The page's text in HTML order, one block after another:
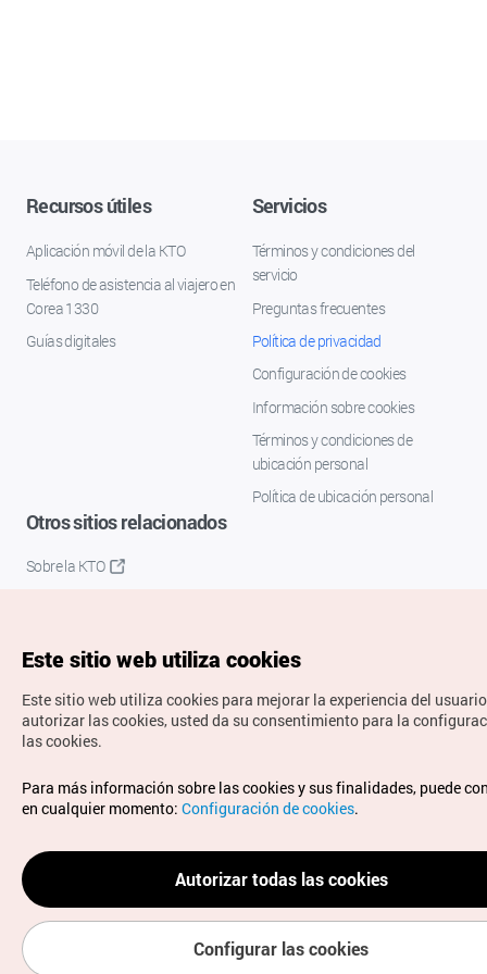
Recursos útiles
Aplicación móvil de la KTO
Teléfono de asistencia al viajero en
Corea 1330
Guías digitales
Servicios
Términos y condiciones del
servicio
Preguntas frecuentes
Política de privacidad
Configuración de cookies
Información sobre cookies
Términos y condiciones de
ubicación personal
Política de ubicación personal
Otros sitios relacionados
Sobre la KTO
Copyrights © Organización de Turismo de Corea. Todos los
derechos reservados.
Para informes de errores y cuestiones relacionadas con el
sitio web, dirija sus consultas al correoelectrónico oficial:
spanish@knto.or.kr
Este sitio web utiliza cookies
Este sitio web utiliza cookies para mejorar la experiencia del
autorizar las cookies, usted da su consentimiento para la
las cookies.
Para más información sobre las cookies y sus finalidades, puede
en cualquier momento: Configuración de cookies.
Autorizar todas las cookies
Configurar las cookies